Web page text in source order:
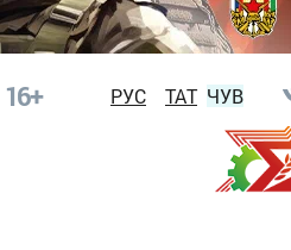
16+ РУС ТАТ ЧУВ